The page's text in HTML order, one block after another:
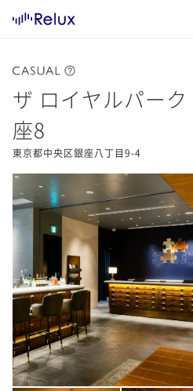
ザ ロイヤルパー
座8
東京都中央区銀座八丁目9-4